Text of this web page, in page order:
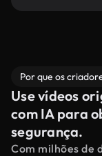
Por que os
Use vídeos
com IA para
segurança.
Com milhões de